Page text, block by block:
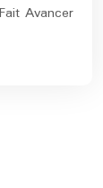
Avancer